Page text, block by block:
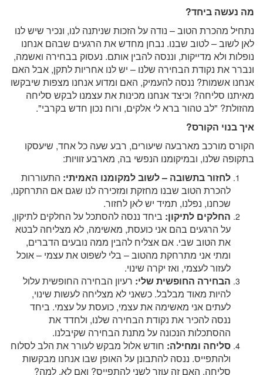
מה נעשה ביחד?
נתחיל מהכרת הטוב – נודה על הזכות שניתנה לנו, ונכיר שיש לנו
לאן לשוב – לטוב שבנו. נבחן מחדש את הרגעים שבהם אנחנו
נופלות ולא מדייקות, וננסה להבין אותם. נעסוק בבחירה ואשמה,
ונברר את נקודת הבחירה שלנו – יש לנו אחריות לתקן, אבל האם
אנחנו אשמות? ננסה להעמיק, האם ומדוע אנחנו מצפות שיבקשו
מאיתנו סליחה? וכיצד אנחנו מכינות את עצמנו לבקש סליחה
מהזולת? "לב טהור ברא לי אלקים, ורוח נכון חדש בקרבי".
איך בנוי הקורס?
הקורס מורכב מארבעה שיעורים, רבע שעה כל אחד, שיעסקו
בתקופה שלנו, ובמיקומנו הנפשי בה, מארבע זוויות:
לחזור בתשובה – לשוב למקומנו האמיתי: התעוררות
להכרת הטוב שבנו מחזקת ומזכירה לנו שגם אם התרחקנו,
שכחנו, נפלנו, תמיד יש לאן לחזור.
החלקים לתיקון: ביחד ננסה להסתכל על החלקים לתיקון,
על הרגעים בהם אני כועסת, מאשימה, לא מצליחה לבטא
את הטוב שבי. אם אצליח להבין ממה נובעים הדברים,
ומתי אני מתרחקת מהטוב – בלי לשפוט את עצמי – אוכל
לעזור לעצמי, ואז יקרה שינוי.
הבחירה החופשית שלי: רעיון הבחירה החופשית עלול
להיות מאוד מבלבל. כשאני לא מצליחה לעשות שינוי,
לעתים אני מאשימה את עצמי, כועסת על עצמי. ביחד
ננסה להכיר את נקודת הבחירה שלנו, ולחדד את
ההסתכלות הנכונה על מתנת הבחירה שקיבלנו.
סליחה ומחילה: חודש אלול מבקש לעורר את הלב לסלוח
ולהתפייס. ננסה להתבונן על האופן שבו אנחנו מבקשות
סליחה. האם זה עוזר לשני להתפייס? ואם לא, למה?